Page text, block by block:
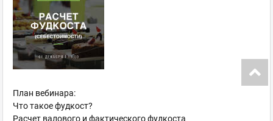
План вебинара:
Что такое фудкост?
Расчет валового и фактического фудкоста